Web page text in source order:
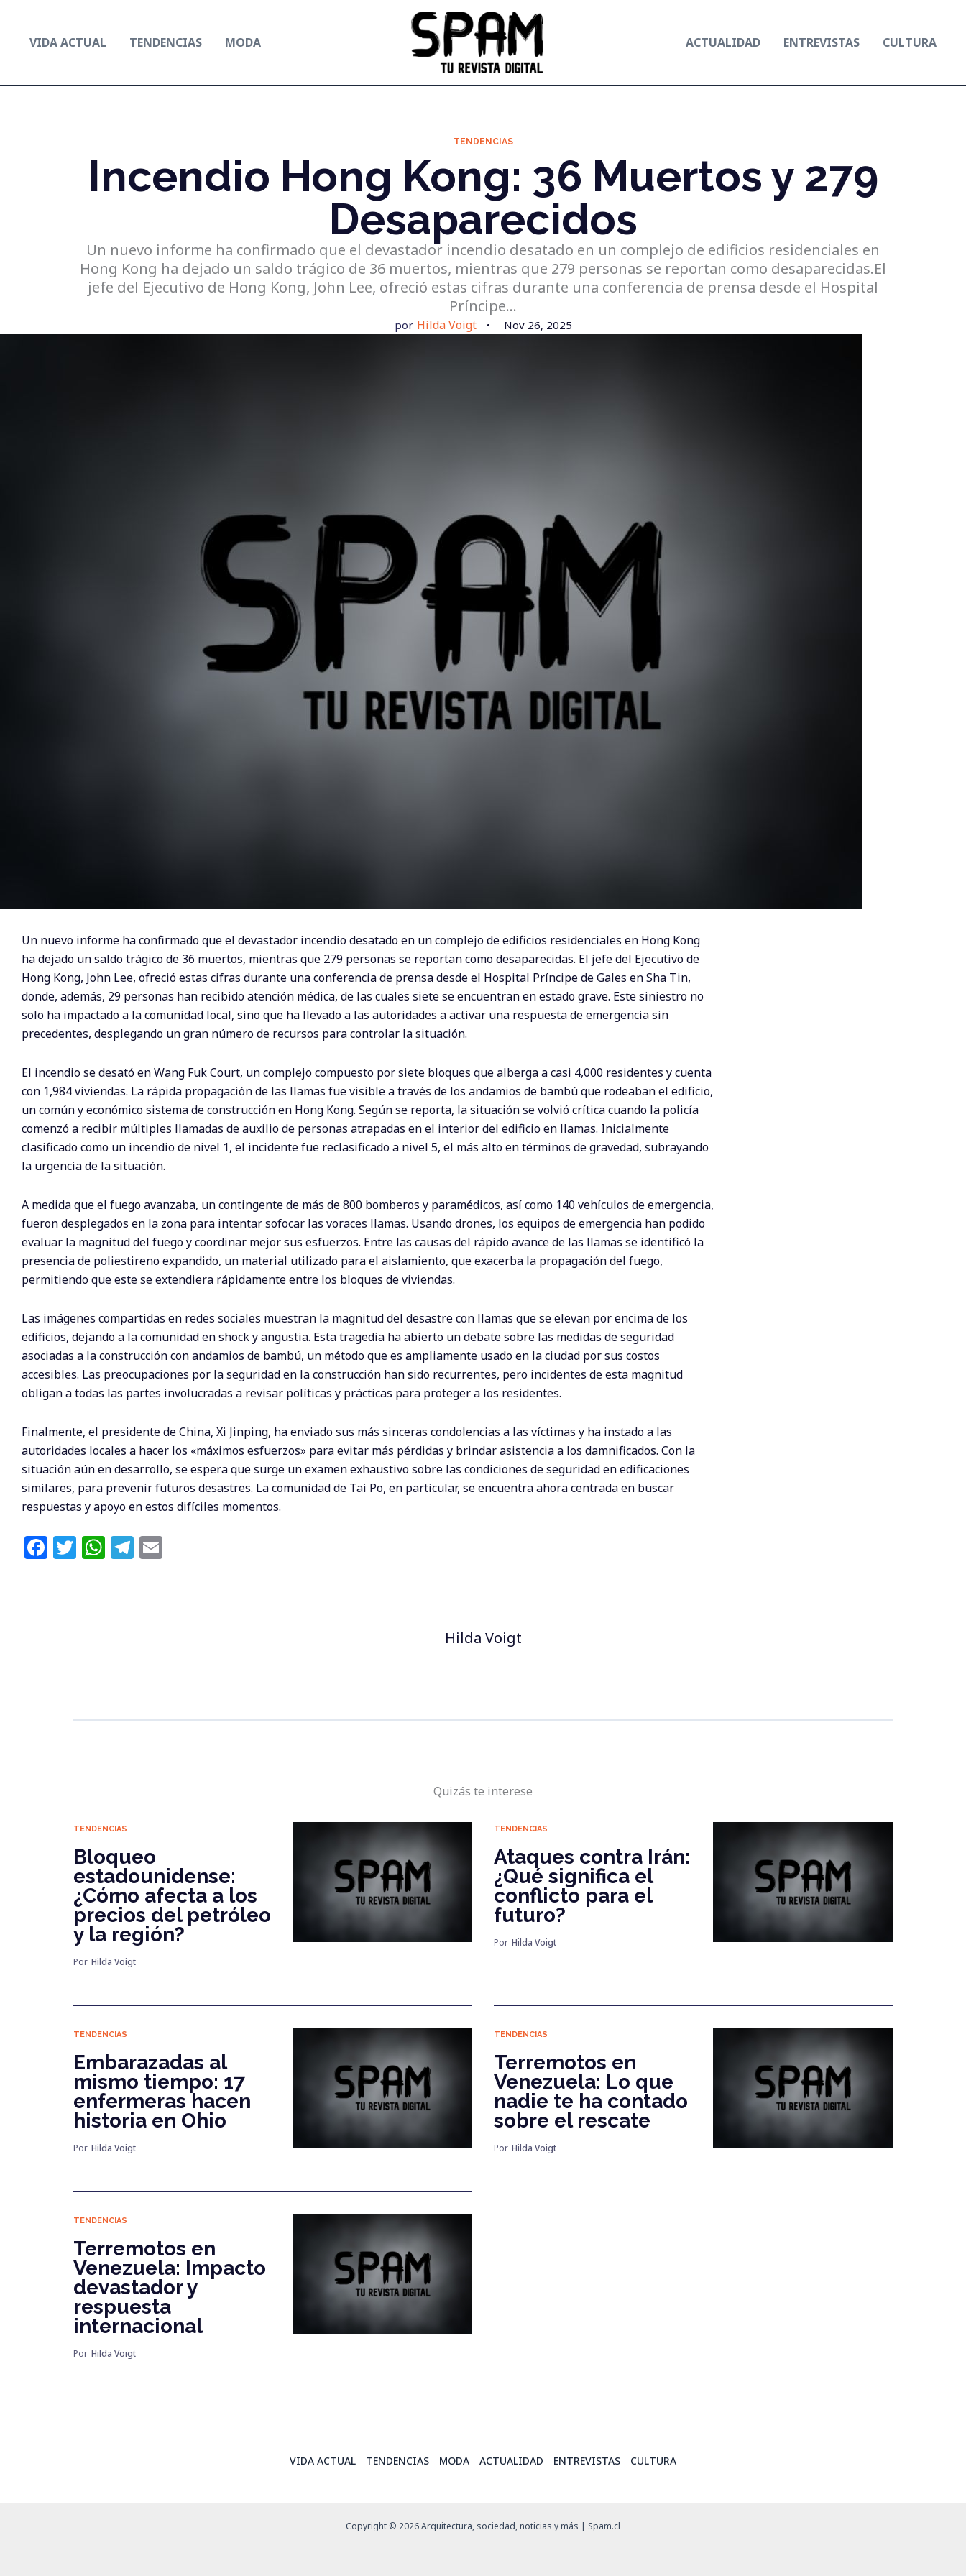
contenidoVIDA ACTUAL TENDENCIAS MODA ACTUALIDAD ENTREVISTAS CULTURA
TENDENCIAS
Incendio Hong Kong: 36 Muertos y 279
Desaparecidos
Un nuevo informe ha confirmado que el devastador incendio desatado en un complejo de edificios residenciales en
Hong Kong ha dejado un saldo trágico de 36 muertos, mientras que 279 personas se reportan como desaparecidas.El
jefe del Ejecutivo de Hong Kong, John Lee, ofreció estas cifras durante una conferencia de prensa desde el Hospital
Príncipe…
por Hilda Voigt Nov 26, 2025
Un nuevo informe ha confirmado que el devastador incendio desatado en un complejo de edificios residenciales en Hong Kong
ha dejado un saldo trágico de 36 muertos, mientras que 279 personas se reportan como desaparecidas. El jefe del Ejecutivo de
Hong Kong, John Lee, ofreció estas cifras durante una conferencia de prensa desde el Hospital Príncipe de Gales en Sha Tin,
donde, además, 29 personas han recibido atención médica, de las cuales siete se encuentran en estado grave. Este siniestro no
solo ha impactado a la comunidad local, sino que ha llevado a las autoridades a activar una respuesta de emergencia sin
precedentes, desplegando un gran número de recursos para controlar la situación.
El incendio se desató en Wang Fuk Court, un complejo compuesto por siete bloques que alberga a casi 4,000 residentes y cuenta
con 1,984 viviendas. La rápida propagación de las llamas fue visible a través de los andamios de bambú que rodeaban el edificio,
un común y económico sistema de construcción en Hong Kong. Según se reporta, la situación se volvió crítica cuando la policía
comenzó a recibir múltiples llamadas de auxilio de personas atrapadas en el interior del edificio en llamas. Inicialmente
clasificado como un incendio de nivel 1, el incidente fue reclasificado a nivel 5, el más alto en términos de gravedad, subrayando
la urgencia de la situación.
A medida que el fuego avanzaba, un contingente de más de 800 bomberos y paramédicos, así como 140 vehículos de emergencia,
fueron desplegados en la zona para intentar sofocar las voraces llamas. Usando drones, los equipos de emergencia han podido
evaluar la magnitud del fuego y coordinar mejor sus esfuerzos. Entre las causas del rápido avance de las llamas se identificó la
presencia de poliestireno expandido, un material utilizado para el aislamiento, que exacerba la propagación del fuego,
permitiendo que este se extendiera rápidamente entre los bloques de viviendas.
Las imágenes compartidas en redes sociales muestran la magnitud del desastre con llamas que se elevan por encima de los
edificios, dejando a la comunidad en shock y angustia. Esta tragedia ha abierto un debate sobre las medidas de seguridad
asociadas a la construcción con andamios de bambú, un método que es ampliamente usado en la ciudad por sus costos
accesibles. Las preocupaciones por la seguridad en la construcción han sido recurrentes, pero incidentes de esta magnitud
obligan a todas las partes involucradas a revisar políticas y prácticas para proteger a los residentes.
Finalmente, el presidente de China, Xi Jinping, ha enviado sus más sinceras condolencias a las víctimas y ha instado a las
autoridades locales a hacer los «máximos esfuerzos» para evitar más pérdidas y brindar asistencia a los damnificados. Con la
situación aún en desarrollo, se espera que surge un examen exhaustivo sobre las condiciones de seguridad en edificaciones
similares, para prevenir futuros desastres. La comunidad de Tai Po, en particular, se encuentra ahora centrada en buscar
respuestas y apoyo en estos difíciles momentos.
F T W T
Hilda Voigt
Quizás te interese
TENDENCIAS
Bloqueo
estadounidense:
¿Cómo afecta a los
precios del petróleo
y la región?
Por Hilda Voigt
TENDENCIAS
Ataques contra Irán:
¿Qué significa el
conflicto para el
futuro?
Por Hilda Voigt
TENDENCIAS
Embarazadas al
mismo tiempo: 17
enfermeras hacen
historia en Ohio
Por Hilda Voigt
TENDENCIAS
Terremotos en
Venezuela: Lo que
nadie te ha contado
sobre el rescate
Por Hilda Voigt
TENDENCIAS
Terremotos en
Venezuela: Impacto
devastador y
respuesta
internacional
Por Hilda Voigt
VIDA ACTUAL TENDENCIAS MODA ACTUALIDAD ENTREVISTAS CULTURA
Copyright © 2026 Arquitectura, sociedad, noticias y más | Spam.cl